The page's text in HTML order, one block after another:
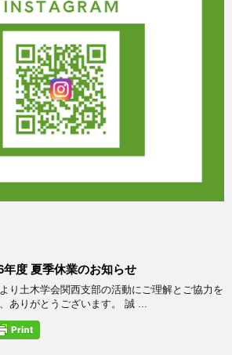
年度 夏季休業のお知らせ
り土木学会関西支部の活動にご理解とご協力を
ありがとうございます。 誠 ...